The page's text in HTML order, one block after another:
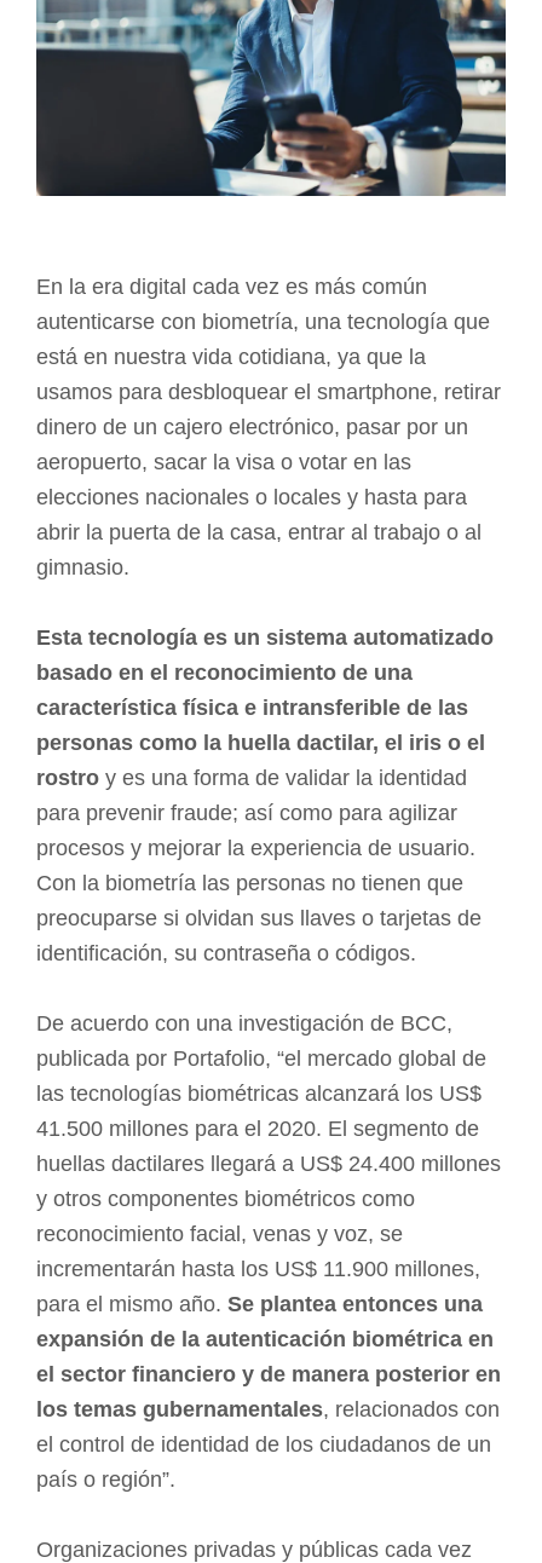
En la era digital cada vez es más común
autenticarse con biometría, una tecnología que
está en nuestra vida cotidiana, ya que la
usamos para desbloquear el smartphone, retirar
dinero de un cajero electrónico, pasar por un
aeropuerto, sacar la visa o votar en las
elecciones nacionales o locales y hasta para
abrir la puerta de la casa, entrar al trabajo o al
gimnasio.
Esta tecnología es un sistema automatizado
basado en el reconocimiento de una
característica física e intransferible de las
personas como la huella dactilar, el iris o el
rostro y es una forma de validar la identidad
para prevenir fraude; así como para agilizar
procesos y mejorar la experiencia de usuario.
Con la biometría las personas no tienen que
preocuparse si olvidan sus llaves o tarjetas de
identificación, su contraseña o códigos.
De acuerdo con una investigación de BCC,
publicada por Portafolio, “el mercado global de
las tecnologías biométricas alcanzará los US$
41.500 millones para el 2020. El segmento de
huellas dactilares llegará a US$ 24.400 millones
y otros componentes biométricos como
reconocimiento facial, venas y voz, se
incrementarán hasta los US$ 11.900 millones,
para el mismo año. Se plantea entonces una
expansión de la autenticación biométrica en
el sector financiero y de manera posterior en
los temas gubernamentales, relacionados con
el control de identidad de los ciudadanos de un
país o región”.
Organizaciones privadas y públicas cada vez